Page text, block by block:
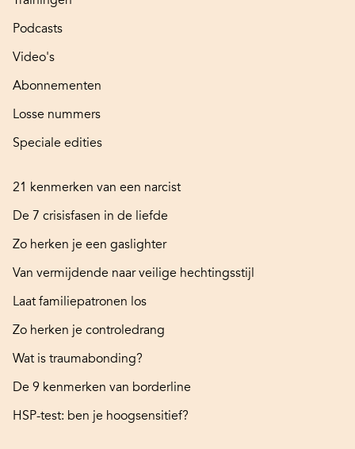
Podcasts
Video's
Abonnementen
Losse nummers
Speciale edities
21 kenmerken van een narcist
De 7 crisisfasen in de liefde
Zo herken je een gaslighter
Van vermijdende naar veilige hechtingsstijl
Laat familiepatronen los
Zo herken je controledrang
Wat is traumabonding?
De 9 kenmerken van borderline
HSP-test: ben je hoogsensitief?